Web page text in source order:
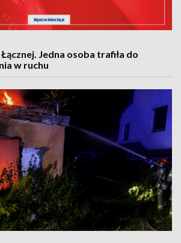
Jedna osoba trafiła do
w ruchu